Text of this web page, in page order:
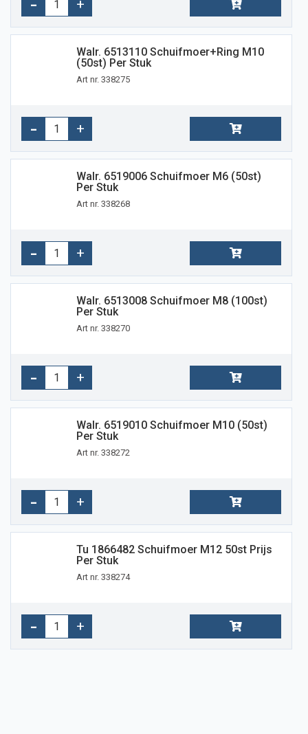
Walr. 6513110 Schuifmoer+ring M10
(50st) Per Stuk
Art nr. 338275
Walr. 6519006 Schuifmoer M6 (50st)
Per Stuk
Art nr. 338268
Walr. 6513008 Schuifmoer M8 (100st)
Per Stuk
Art nr. 338270
Walr. 6519010 Schuifmoer M10 (50st)
Per Stuk
Art nr. 338272
Tu 1866482 Schuifmoer M12 50st Prijs
Per Stuk
Art nr. 338274